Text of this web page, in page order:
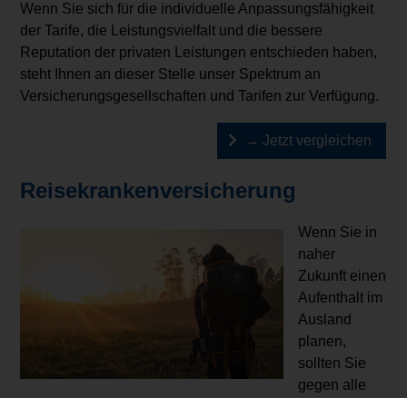
Wenn Sie sich für die individuelle Anpassungsfähigkeit
der Tarife, die Leistungsvielfalt und die bessere
Reputation der privaten Leistungen entschieden haben,
steht Ihnen an dieser Stelle unser Spektrum an
Versicherungsgesellschaften und Tarifen zur Verfügung.
→ Jetzt vergleichen
Reisekrankenversicherung
Wenn Sie in
naher
Zukunft einen
Aufenthalt im
Ausland
planen,
sollten Sie
gegen alle